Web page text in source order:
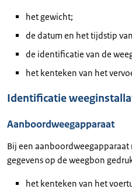
het gewicht;
de datum en het tijdstip
de identificatie van de
het kenteken van het
Identificatie
Aanboordweegapparaat
Bij een
gegevens op de weegbon
het kenteken van het